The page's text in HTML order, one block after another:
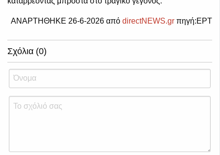
ΑΝΑΡΤΗΘΗΚΕ 26-6-2026 από directNEWS.gr πηγή:ΕΡΤ
Σχόλια (0)